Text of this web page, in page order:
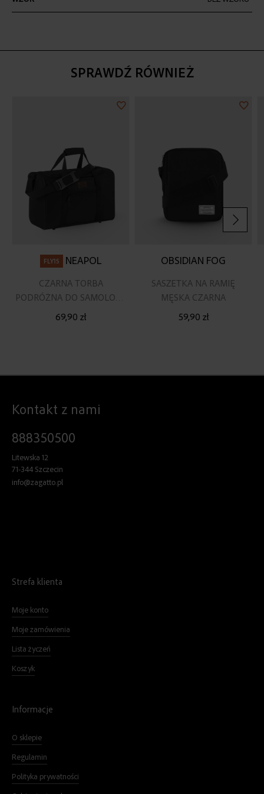
SPRAWDŹ RÓWNIEŻ
FLY15 NEAPOL
CZARNA TORBA
PODRÓŻNA DO SAMOLOTU
40X20X25
69,90 zł
Dodaj
OBSIDIAN FOG
SASZETKA NA RAMIĘ
MĘSKA CZARNA
59,90 zł
Kontakt z nami
888350500
Litewska 12
71-344 Szczecin
info@zagatto.pl
Strefa klienta
Moje konto
Moje zamówienia
Lista życzeń
Koszyk
Informacje
O sklepie
Regulamin
Polityka prywatności